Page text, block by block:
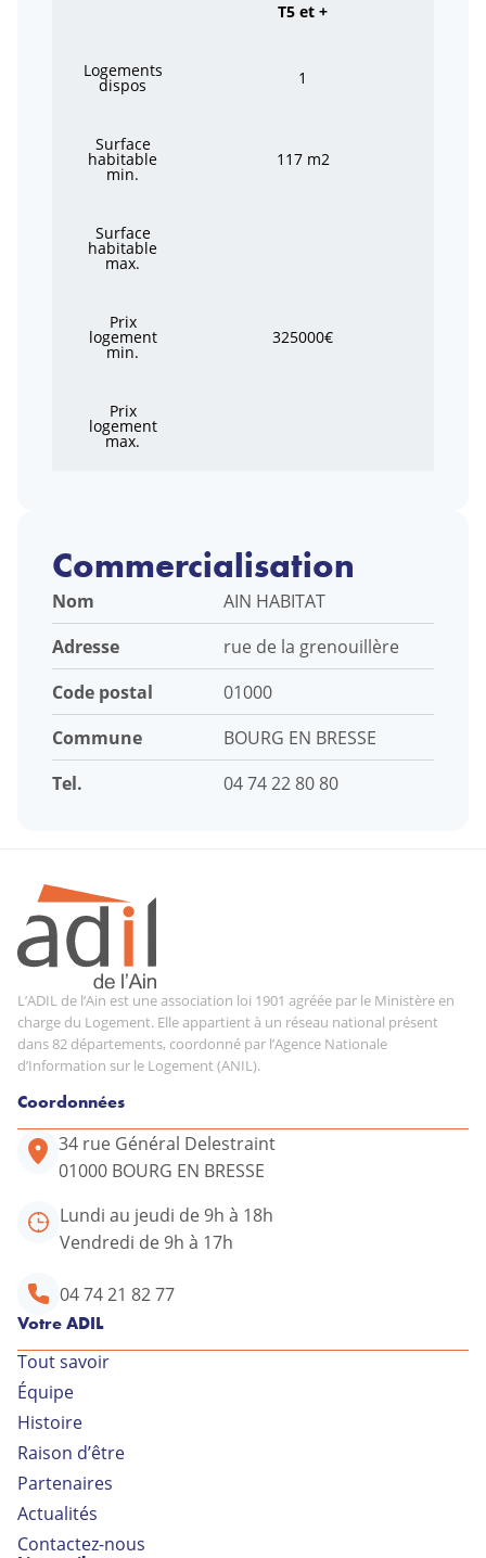
T5 et +
Logements
dispos 1
Surface
habitable
min.
117 m2
Surface
habitable
max.
Prix
logement
min.
325000€
Prix
logement
max.
Commercialisation
Nom AIN HABITAT
Adresse rue de la grenouillère
Code postal 01000
Commune BOURG EN BRESSE
Tel. 04 74 22 80 80
L’ADIL de l’Ain est une association loi 1901 agréée par le Ministère en
charge du Logement. Elle appartient à un réseau national présent
dans 82 départements, coordonné par l’Agence Nationale
d’Information sur le Logement (ANIL).
Votre ADIL
Tout savoir
Équipe
Histoire
Raison d’être
Partenaires
Actualités
Contactez-nous
Coordonnées
34 rue Général Delestraint
01000 BOURG EN BRESSE
Lundi au jeudi de 9h à 18h
Vendredi de 9h à 17h
04 74 21 82 77